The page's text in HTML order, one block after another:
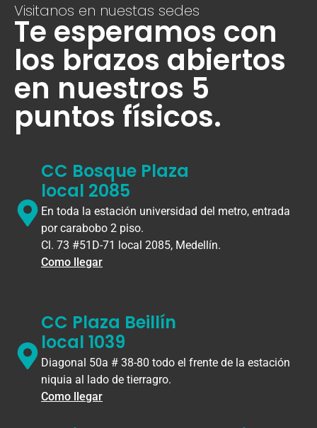
Visitanos en nuestas sedes
Te esperamos con
los brazos abiertos
en nuestros 5
puntos físicos.
CC Bosque Plaza
local 2085
En toda la estación universidad del metro, entrada
por carabobo 2 piso.
Cl. 73 #51D-71 local 2085, Medellín.
Como llegar
CC Plaza Beillín
local 1039
Diagonal 50a # 38-80 todo el frente de la estación
niquia al lado de tierragro.
Como llegar